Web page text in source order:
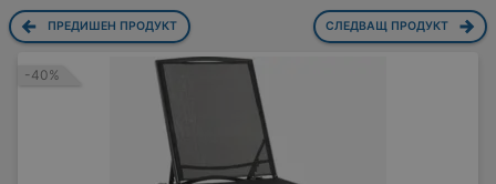
ПРЕДИШЕН ПРОДУКТ СЛЕДВАЩ ПРОДУКТ
-40%